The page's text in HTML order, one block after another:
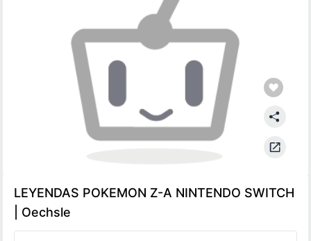
LEYENDAS POKEMON Z-A NINTENDO SWITCH
| Oechsle